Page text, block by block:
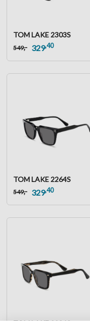
TOM LAKE 2303S
549,- 329,40
TOM LAKE 2264S
549,- 329,40